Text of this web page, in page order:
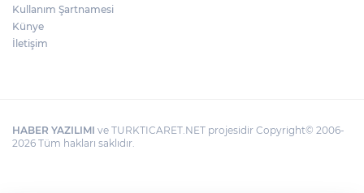
Kullanım Şartnamesi
Künye
İletişim
HABER YAZILIMI ve TURKTICARET.NET projesidir Copyright© 2006-
2026 Tüm hakları saklıdır.